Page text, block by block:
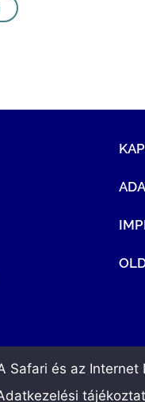
és az Internet